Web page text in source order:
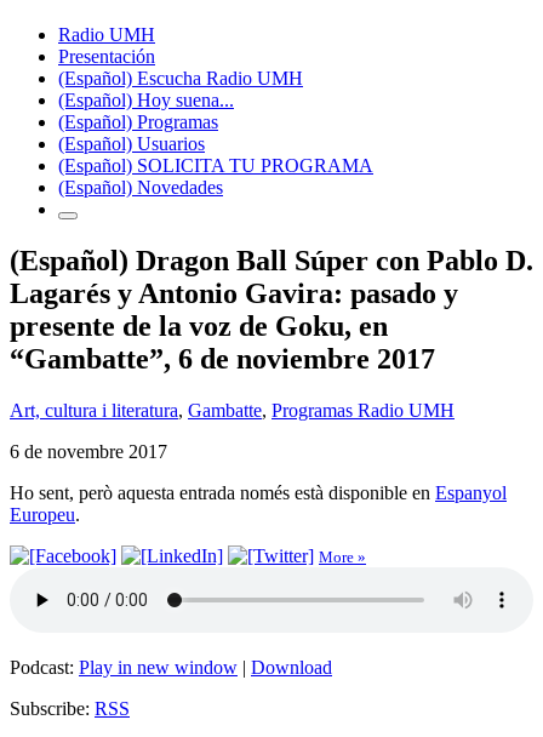
Radio UMH
Presentación
(Español) Escucha Radio UMH
(Español) Hoy suena...
(Español) Programas
(Español) Usuarios
(Español) SOLICITA TU PROGRAMA
(Español) Novedades
(Español) Dragon Ball Súper con Pablo D.
Lagarés y Antonio Gavira: pasado y
presente de la voz de Goku, en
“Gambatte”, 6 de noviembre 2017
Art, cultura i literatura, Gambatte, Programas Radio UMH
6 de novembre 2017
Ho sent, però aquesta entrada només està disponible en Espanyol
Europeu.
More »
Podcast: Play in new window | Download
Subscribe: RSS